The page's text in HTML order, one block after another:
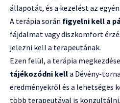
állapotát, és a kezelést az
A terápia során figyelni kell a
fájdalmat vagy diszkomfort
jelezni kell a terapeutának.
Ezen felül, a terápia
tájékozódni kella Dévény-
eredményekről és a lehetséges
több terapeutával is